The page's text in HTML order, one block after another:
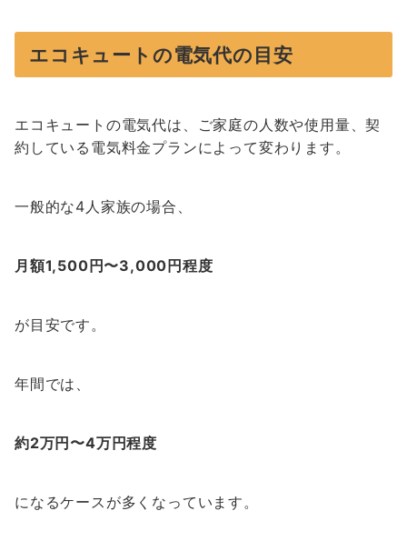
エコキュートの電気代の目安
エコキュートの電気代は、ご家庭の人数や使用量、契
約している電気料金プランによって変わります。
一般的な4人家族の場合、
月額1,500円〜3,000円程度
が目安です。
年間では、
約2万円〜4万円程度
になるケースが多くなっています。